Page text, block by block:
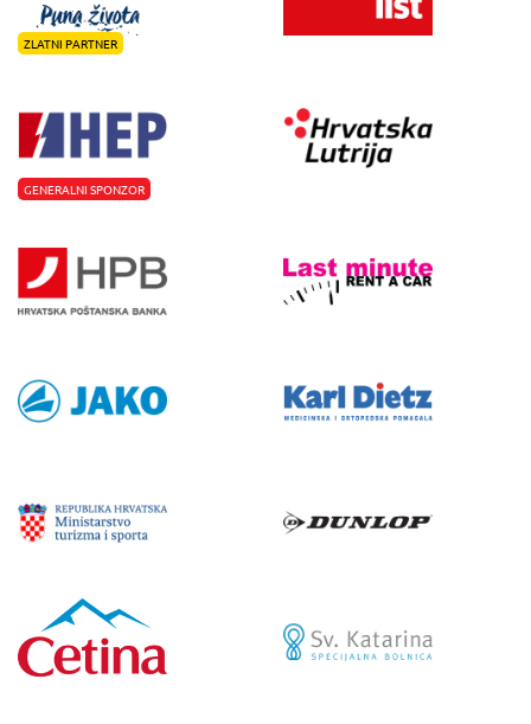
ZLATNI PARTNER
GENERALNI SPONZOR